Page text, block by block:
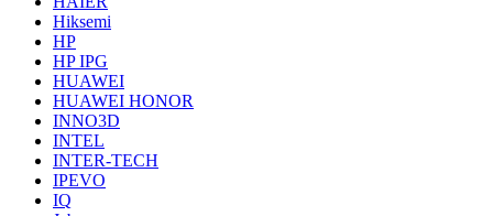
Hiksemi
HP
HP IPG
HUAWEI
HUAWEI HONOR
INNO3D
INTEL
INTER-TECH
IPEVO
IQ